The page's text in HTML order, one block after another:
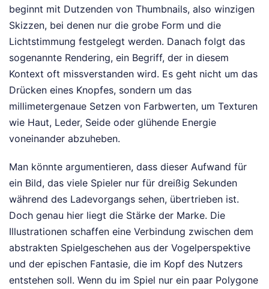
beginnt mit Dutzenden von Thumbnails, also winzigen
Skizzen, bei denen nur die grobe Form und die
Lichtstimmung festgelegt werden. Danach folgt das
sogenannte Rendering, ein Begriff, der in diesem
Kontext oft missverstanden wird. Es geht nicht um das
Drücken eines Knopfes, sondern um das
millimetergenaue Setzen von Farbwerten, um Texturen
wie Haut, Leder, Seide oder glühende Energie
voneinander abzuheben.
Man könnte argumentieren, dass dieser Aufwand für
ein Bild, das viele Spieler nur für dreißig Sekunden
während des Ladevorgangs sehen, übertrieben ist.
Doch genau hier liegt die Stärke der Marke. Die
Illustrationen schaffen eine Verbindung zwischen dem
abstrakten Spielgeschehen aus der Vogelperspektive
und der epischen Fantasie, die im Kopf des Nutzers
entstehen soll. Wenn du im Spiel nur ein paar Polygone